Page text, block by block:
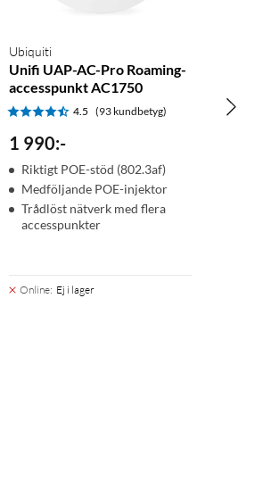
Ubiquiti
Unifi UAP-AC-Pro Roaming-
accesspunkt AC1750
4.5 (93 kundbetyg)
1 990:-
Riktigt POE-stöd (802.3af)
Medföljande POE-injektor
Trådlöst nätverk med flera
accesspunkter
Online: Ej i lager